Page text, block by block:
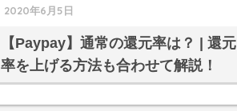
2020年6月5日
【Paypay】通常の還元率は？ | 還元
率を上げる方法も合わせて解説！